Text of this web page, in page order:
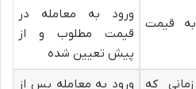
قیمت
ورود به معامله در
قیمت مطلوب و از
پیش تعیین شده
که
ورود به معامله پس از